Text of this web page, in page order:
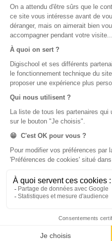
Écoles
Notre chaîne Youtube
Chaîne Youtube Orientation
digiSchool Code
Code auto
Examens blancs
Réserver une session
Code gratuit
Code bateau
Examens blancs
Séries d’entraînement
Nos applications